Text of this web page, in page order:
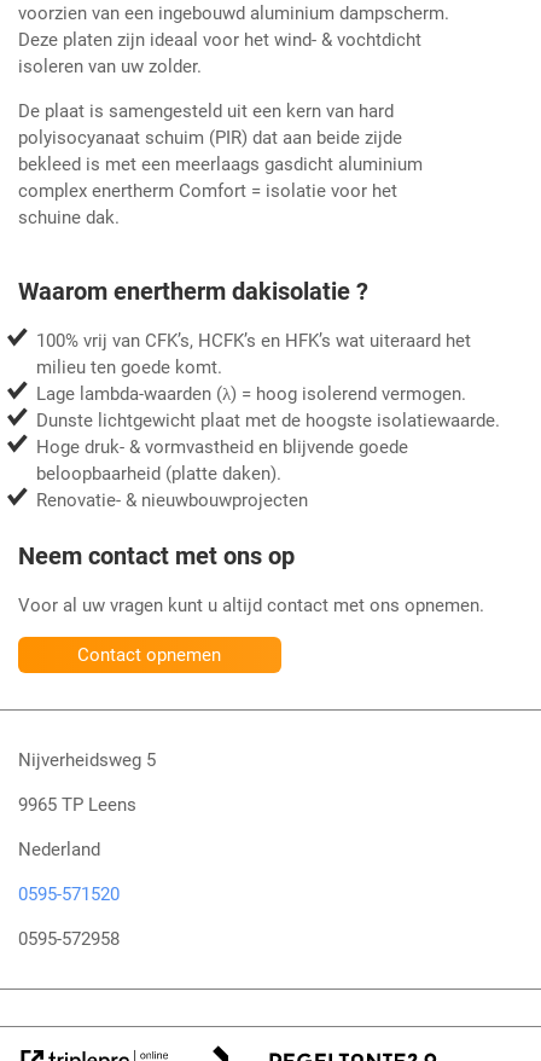
voorzien van een ingebouwd aluminium dampscherm.
Deze platen zijn ideaal voor het wind- & vochtdicht
isoleren van uw zolder.
De plaat is samengesteld uit een kern van hard
polyisocyanaat schuim (PIR) dat aan beide zijde
bekleed is met een meerlaags gasdicht aluminium
complex enertherm Comfort = isolatie voor het
schuine dak.
Waarom enertherm dakisolatie ?
100% vrij van CFK’s, HCFK’s en HFK’s wat uiteraard het
milieu ten goede komt.
Lage lambda-waarden (λ) = hoog isolerend vermogen.
Dunste lichtgewicht plaat met de hoogste isolatiewaarde.
Hoge druk- & vormvastheid en blijvende goede
beloopbaarheid (platte daken).
Renovatie- & nieuwbouwprojecten
Neem contact met ons op
Voor al uw vragen kunt u altijd contact met ons opnemen.
Contact opnemen
Nijverheidsweg 5
9965 TP Leens
Nederland
0595-571520
0595-572958